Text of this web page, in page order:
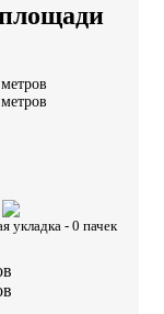
метров
метров
укладка - 0 пачек